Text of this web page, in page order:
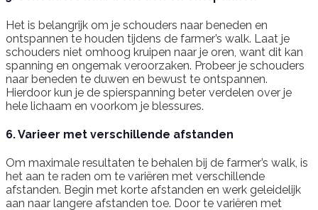
Het is belangrijk om je schouders naar beneden en
ontspannen te houden tijdens de farmer’s walk. Laat je
schouders niet omhoog kruipen naar je oren, want dit kan
spanning en ongemak veroorzaken. Probeer je schouders
naar beneden te duwen en bewust te ontspannen.
Hierdoor kun je de spierspanning beter verdelen over je
hele lichaam en voorkom je blessures.
6. Varieer met verschillende afstanden
Om maximale resultaten te behalen bij de farmer’s walk, is
het aan te raden om te variëren met verschillende
afstanden. Begin met korte afstanden en werk geleidelijk
aan naar langere afstanden toe. Door te variëren met